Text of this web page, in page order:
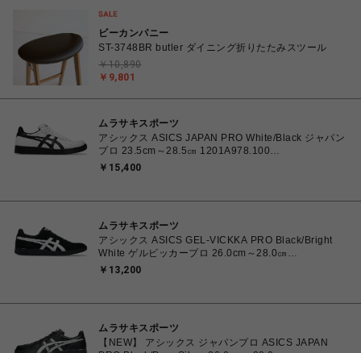
ビーカンパニー
ST-3748BR butler ダイニング折りたたみスツール
￥9,801
￥10,890
ムラサキスポーツ
アシックス ASICS JAPAN PRO White/Black ジャパン
プロ 23.5cm～28.5㎝ 1201A978.100
4550457071079 メンズ レディース スニーカー スケ
￥15,400
ムラサキスポーツ
アシックス ASICS GEL-VICKKA PRO Black/Bright
White ゲルビッカープロ 26.0cm～28.0㎝
1201A486.006 4570158997553 メンズ スニーカー
￥13,200
ムラサキスポーツ
【NEW】 アシックス ジャパンプロ ASICS JAPAN